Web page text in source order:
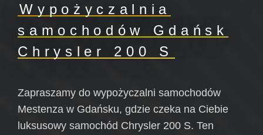
Wypożyczalnia
samochodów Gdańsk
Chrysler 200 S
Zapraszamy do wypożyczalni samochodów
Mestenza w Gdańsku, gdzie czeka na Ciebie
luksusowy samochód Chrysler 200 S. Ten